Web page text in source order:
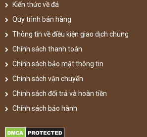
Kiến thức về đá
Quy trình bán hàng
Thông tin về điều kiện giao dịch chung
Chính sách thanh toán
Chính sách bảo mật thông tin
Chính sách vận chuyển
Chính sách đổi trả và hoàn tiền
Chính sách bảo hành